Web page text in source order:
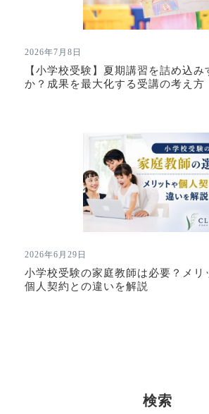
2026年7月8日
【小学校受験】夏期講習を詰め込み
か？成果を最大化する受講の考え方
2026年6月29日
小学校受験の家庭教師は必要？メリ
個人契約との違いを解説
検索